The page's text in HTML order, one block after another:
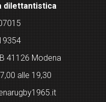
dilettantistica
41126 Modena
alle 19,30